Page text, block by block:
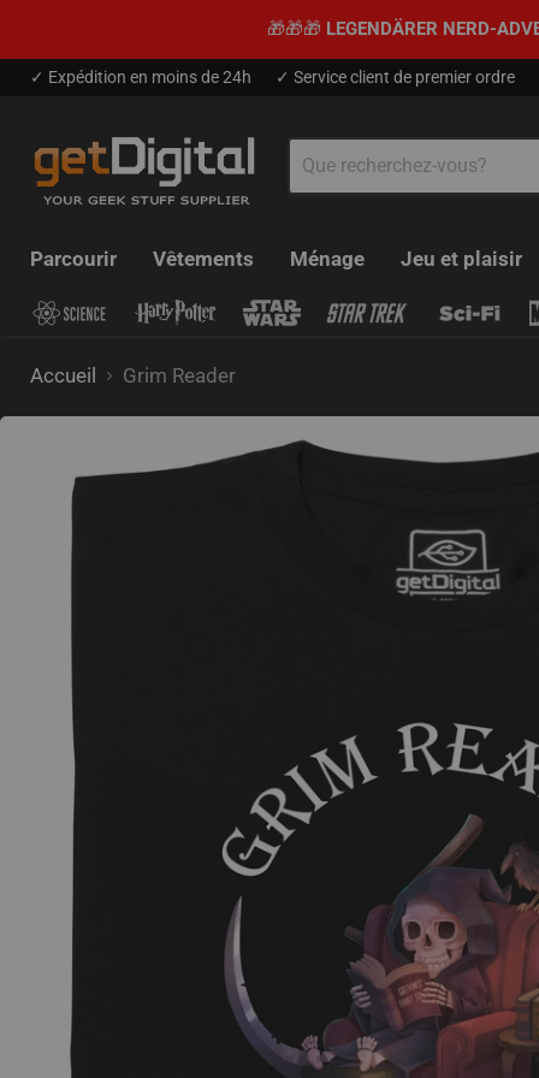
🎁🎁🎁 LEGENDÄRER NERD-
✓ Expédition en moins de 24h ✓ Service client de premier ordre
Parcourir Vêtements Ménage Jeu et plaisir
Accueil Grim Reader